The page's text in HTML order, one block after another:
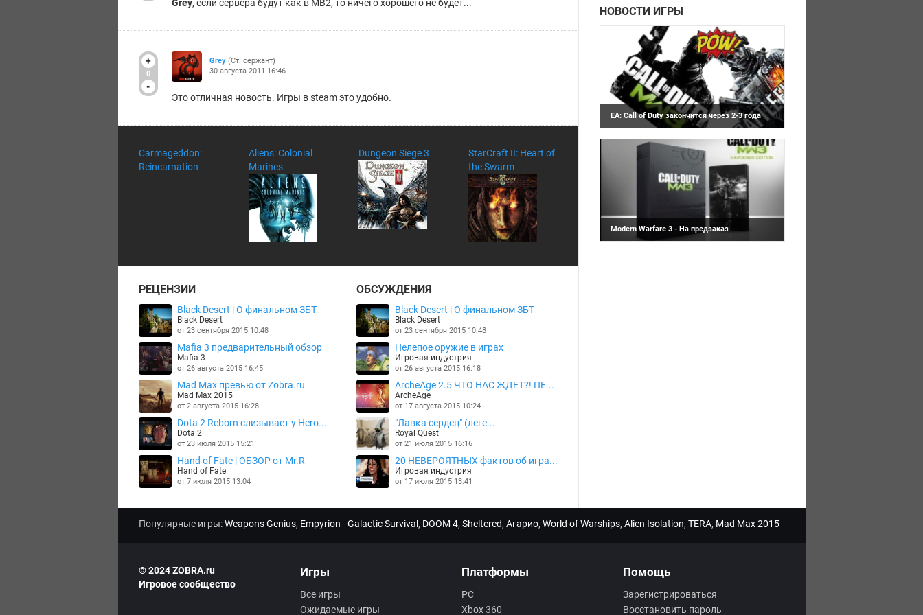
Grey, если сервера будут как в МВ2, то ничего хорошего не будет...
+
0
-
Grey (Ст. сержант)
30 августа 2011 16:46
Это отличная новость. Игры в steam это удобно.
Carmageddon:
Reincarnation
Aliens: Colonial
Marines
Dungeon Siege 3
StarCraft II: Heart of
the Swarm
РЕЦЕНЗИИ
Black Desert | О финальном ЗБТ
Black Desert
от 23 сентября 2015 10:48
Mafia 3 предварительный обзор
Mafia 3
от 26 августа 2015 16:45
Mad Max превью от Zobra.ru
Mad Max 2015
от 2 августа 2015 16:28
Dota 2 Reborn слизывает у Hero...
Dota 2
от 23 июля 2015 15:21
Hand of Fate | ОБЗОР от Mr.R
Hand of Fate
от 7 июля 2015 13:04
ОБСУЖДЕНИЯ
Black Desert | О финальном ЗБТ
Black Desert
от 23 сентября 2015 10:48
Нелепое оружие в играх
Игровая индустрия
от 26 августа 2015 16:18
ArcheAge 2.5 ЧТО НАС ЖДЕТ?! ПЕ...
ArcheAge
от 17 августа 2015 10:24
"Лавка сердец" (леге...
Royal Quest
от 21 июля 2015 16:16
20 НЕВЕРОЯТНЫХ фактов об игра...
Игровая индустрия
от 17 июля 2015 13:41
НОВОСТИ ИГРЫ
EA: Call of Duty закончится через 2-3 года
Черному пиару между EA и Activision не
Infinity Ward приняли более дипломатический
подход, их издатели не пре...
Modern Warfare 3 - На предзаказ
Сервис цифровой дистрибуции Steam начал
Популярные игры:Weapons Genius, Empyrion - Galactic Survival , DOOM 4, Sheltered, Агарио, World of Warships, Alien Isolation, TERA, Mad Max 2015
© 2024 ZOBRA.ru
Игровое сообщество
Игры
Все игры
Ожидаемые игры
Платформы
PC
Xbox 360
Помощь
Зарегистрироваться
Восстановить пароль